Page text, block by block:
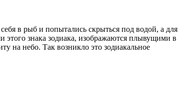
в рыб и попытались скрыться под водой, а для
этого знака зодиака, изображаются плывущими в
на небо. Так возникло это зодиакальное